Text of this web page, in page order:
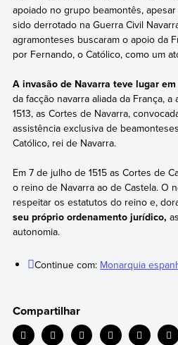
apoiado no grupo beamontês,
sido derrotado na Guerra Civil
agramonteses buscaram o apoio da
por Fernando, o Católico, como um
A invasão de Navarra teve lugar em
da facção navarra aliada da França,
1513, as Cortes de Navarra,
assistência exclusiva de
Católico, rei de Navarra.
Em 7 de julho de 1515 as Cortes de
o reino de Navarra ao de Castela. O
respeitar os estatutos do reino e,
seu próprio ordenamento jurídico,
autonomia.
Continue com: Monarquia
Compartilhar